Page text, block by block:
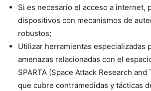
Si es necesario el acceso a internet,
dispositivos con mecanismos de
robustos;
Utilizar herramientas especializadas
amenazas relacionadas con el
SPARTA (Space Attack Research and
que cubre contramedidas y tácticas